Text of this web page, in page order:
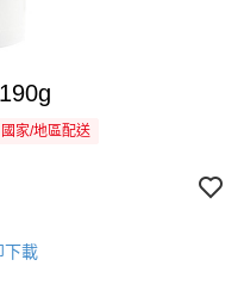
國家/地區配送
下載